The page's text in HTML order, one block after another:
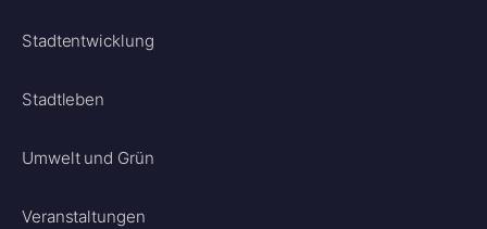
Stadtentwicklung
Stadtleben
Umwelt und Grün
Veranstaltungen